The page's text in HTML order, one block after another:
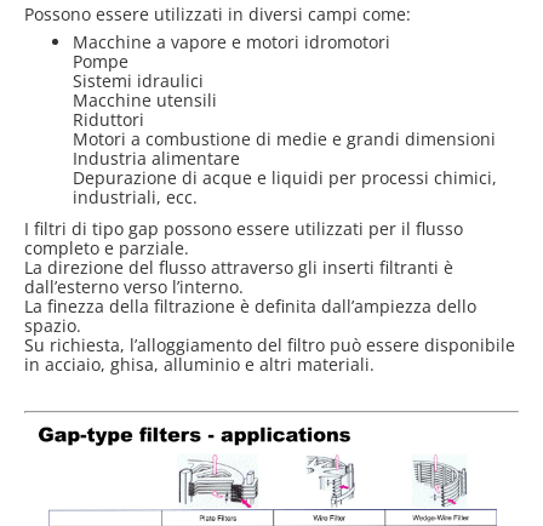
Possono essere utilizzati in diversi campi come:
Macchine a vapore e motori idromotori
Pompe
Sistemi idraulici
Macchine utensili
Riduttori
Motori a combustione di medie e grandi dimensioni
Industria alimentare
Depurazione di acque e liquidi per processi chimici,
industriali, ecc.
I filtri di tipo gap possono essere utilizzati per il flusso
completo e parziale.
La direzione del flusso attraverso gli inserti filtranti è
dall’esterno verso l’interno.
La finezza della filtrazione è definita dall’ampiezza dello
spazio.
Su richiesta, l’alloggiamento del filtro può essere disponibile
in acciaio, ghisa, alluminio e altri materiali.